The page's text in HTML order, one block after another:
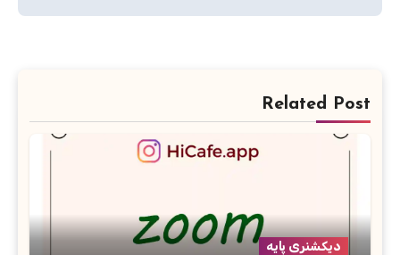
Related Post
دیکشنری پایه